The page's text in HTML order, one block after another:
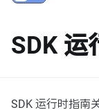
SDK 运
SDK 运行时指南